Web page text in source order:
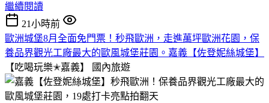
繼續閱讀
21小時前
歐洲城堡8月全面免門票！秒飛歐洲，走進萬坪歐洲花園，保
養品界觀光工廠最大的歐風城堡莊園。嘉義【佐登妮絲城堡】
【吃喝玩樂✭嘉義】
國內旅遊